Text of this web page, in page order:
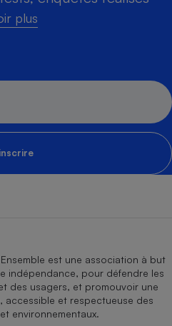
plus
est une association à but
indépendance, pour défendre les
des usagers, et promouvoir une
accessible et respectueuse des
environnementaux.